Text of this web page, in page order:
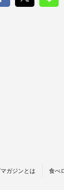
ガジンとは 食べ